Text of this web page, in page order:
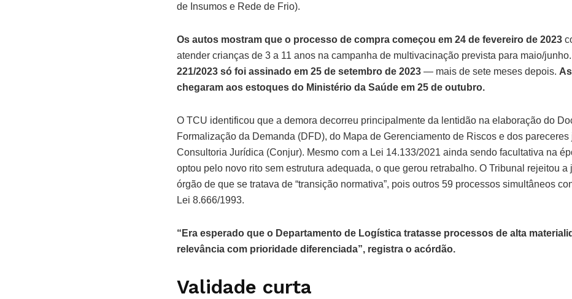
de Insumos e Rede de Frio).
Os autos mostram que o processo de compra começou em 24 de fevereiro de 2023
atender crianças de 3 a 11 anos na campanha de multivacinação prevista para maio/junho.
221/2023 só foi assinado em 25 de setembro de 2023 — mais de sete meses depois.
chegaram aos estoques do Ministério da Saúde em 25 de outubro.
O TCU identificou que a demora decorreu principalmente da lentidão na elaboração do
Formalização da Demanda (DFD), do Mapa de Gerenciamento de Riscos e dos pareceres
Consultoria Jurídica (Conjur). Mesmo com a Lei 14.133/2021 ainda sendo facultativa na
optou pelo novo rito sem estrutura adequada, o que gerou retrabalho. O Tribunal rejeitou a
órgão de que se tratava de “transição normativa”, pois outros 59 processos simultâneos
Lei 8.666/1993.
“Era esperado que o Departamento de Logística tratasse processos de alta
relevância com prioridade diferenciada”, registra o acórdão.
Validade curta